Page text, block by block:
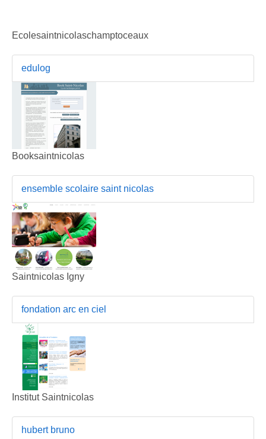
Ecolesaintnicolaschamptoceaux
edulog
Booksaintnicolas
ensemble scolaire saint nicolas
Saintnicolas Igny
fondation arc en ciel
Institut Saintnicolas
hubert bruno